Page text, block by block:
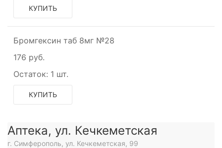
КУПИТЬ
Бромгексин таб 8мг №28
176 руб.
Остаток: 1 шт.
КУПИТЬ
Аптека, ул. Кечкеметская
г. Симферополь, ул. Кечкеметская, 99